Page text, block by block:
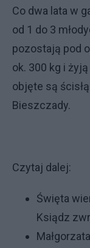
Co dwa lata w
od 1 do 3
pozostają pod
ok. 300 kg i
objęte są
Bieszczady.
Czytaj dalej:
Święta
Ksiądz